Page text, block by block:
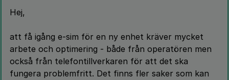
Hej,
att få igång e-sim för en ny enhet kräver mycket
arbete och optimering - både från operatören men
också från telefontillverkaren för att det ska
fungera problemfritt. Det finns fler saker som kan